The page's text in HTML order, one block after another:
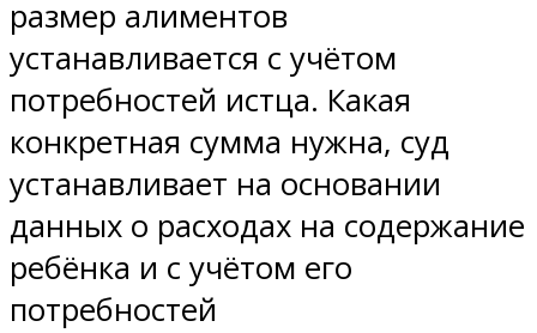
размер алиментов
устанавливается с учётом
потребностей истца. Какая
конкретная сумма нужна, суд
устанавливает на основании
данных о расходах на содержание
ребёнка и с учётом его
потребностей